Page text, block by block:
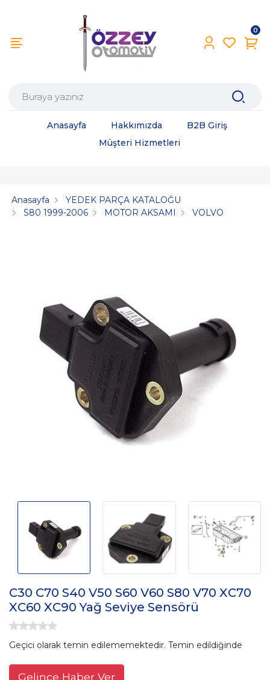
0
Anasayfa Hakkımızda
B2B Giriş
Müşteri Hizmetleri
Anasayfa
YEDEK PARÇA KATALOĞU
S80 1999-2006
MOTOR AKSAMI VOLVO
C30 C70 S40 V50 S60 V60 S80 V70 XC70
XC60 XC90 Yağ Seviye Sensörü
Geçici olarak temin edilememektedir. Temin edildiğinde
Gelince Haber Ver